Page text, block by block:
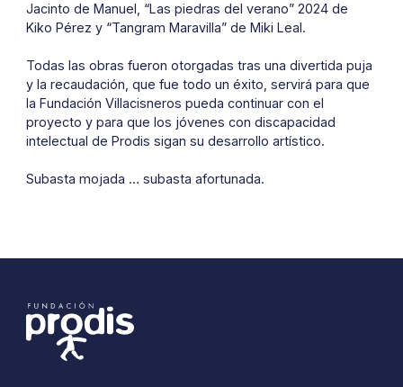
Jacinto de Manuel, “Las piedras del verano” 2024 de
Kiko Pérez y “Tangram Maravilla” de Miki Leal.
Todas las obras fueron otorgadas tras una divertida puja
y la recaudación, que fue todo un éxito, servirá para que
la Fundación Villacisneros pueda continuar con el
proyecto y para que los jóvenes con discapacidad
intelectual de Prodis sigan su desarrollo artístico.
Subasta mojada … subasta afortunada.